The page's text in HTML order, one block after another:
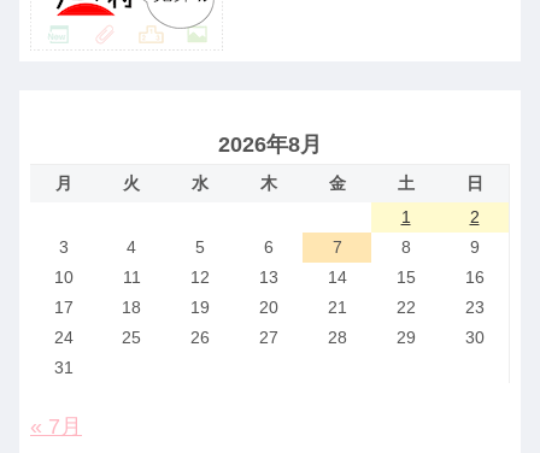
2026年8月
月 火 水 木 金 土
日
1
2
3
4 5 6 7 8
9
10
11 12 13 14 15
16
17
18 19 20 21 22
23
24
25 26 27 28 29
30
31
« 7月